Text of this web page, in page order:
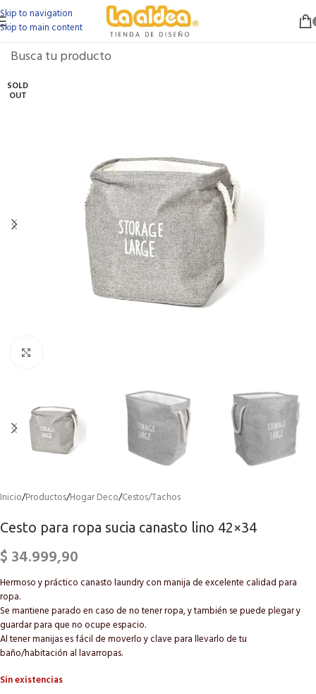
Skip to navigation
Skip to main content
SOLD
OUT
Inicio/Productos/Hogar Deco/Cestos/Tachos
Cesto para ropa sucia canasto lino 42×34
$ 34.999,90
Hermoso y práctico canasto laundry con manija de excelente calidad para
ropa.
Se mantiene parado en caso de no tener ropa, y también se puede plegar y
guardar para que no ocupe espacio.
Al tener manijas es fácil de moverlo y clave para llevarlo de tu
baño/habitación al lavarropas.
Sin existencias